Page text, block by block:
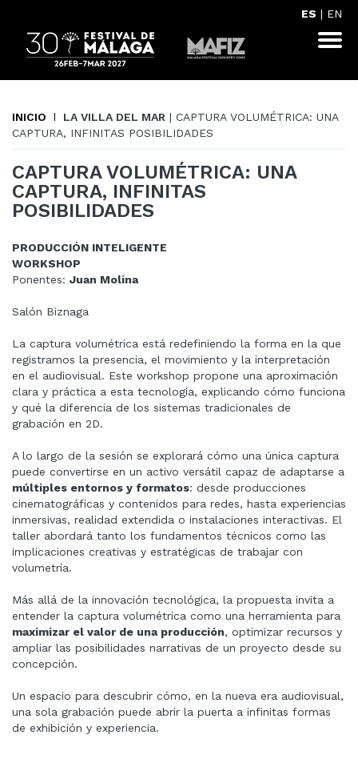
ES | EN
INICIO LA VILLA DEL MAR | CAPTURA VOLUMÉTRICA: UNA
CAPTURA, INFINITAS POSIBILIDADES
CAPTURA VOLUMÉTRICA: UNA
CAPTURA, INFINITAS
POSIBILIDADES
PRODUCCIÓN INTELIGENTE
WORKSHOP
Ponentes: Juan Molina
Salón Biznaga
La captura volumétrica está redefiniendo la forma en la que
registramos la presencia, el movimiento y la interpretación
en el audiovisual. Este workshop propone una aproximación
clara y práctica a esta tecnología, explicando cómo funciona
y qué la diferencia de los sistemas tradicionales de
grabación en 2D.
A lo largo de la sesión se explorará cómo una única captura
puede convertirse en un activo versátil capaz de adaptarse a
múltiples entornos y formatos: desde producciones
cinematográficas y contenidos para redes, hasta experiencias
inmersivas, realidad extendida o instalaciones interactivas. El
taller abordará tanto los fundamentos técnicos como las
implicaciones creativas y estratégicas de trabajar con
volumetría.
Más allá de la innovación tecnológica, la propuesta invita a
entender la captura volumétrica como una herramienta para
maximizar el valor de una producción, optimizar recursos y
ampliar las posibilidades narrativas de un proyecto desde su
concepción.
Un espacio para descubrir cómo, en la nueva era audiovisual,
una sola grabación puede abrir la puerta a infinitas formas
de exhibición y experiencia.